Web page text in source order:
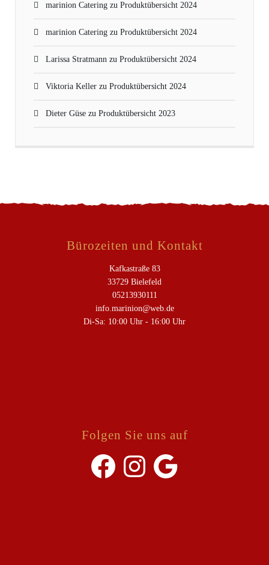
marinion Catering zu Produktübersicht 2024
marinion Catering zu Produktübersicht 2024
Larissa Stratmann zu Produktübersicht 2024
Viktoria Keller zu Produktübersicht 2024
Dieter Güse zu Produktübersicht 2023
Bürozeiten und Kontakt
Kafkastraße 83
33729 Bielefeld
05213930111
info.marinion@web.de
Di-Sa: 10:00 Uhr - 16:00 Uhr
Folgen Sie uns auf
Facebook Instagram Google